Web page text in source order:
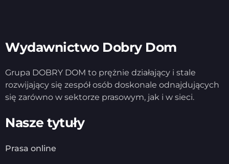
Wydawnictwo Dobry Dom
Grupa DOBRY DOM to prężnie działający i stale
rozwijający się zespół osób doskonale odnajdujących
się zarówno w sektorze prasowym, jak i w sieci.
Nasze tytuły
Prasa online